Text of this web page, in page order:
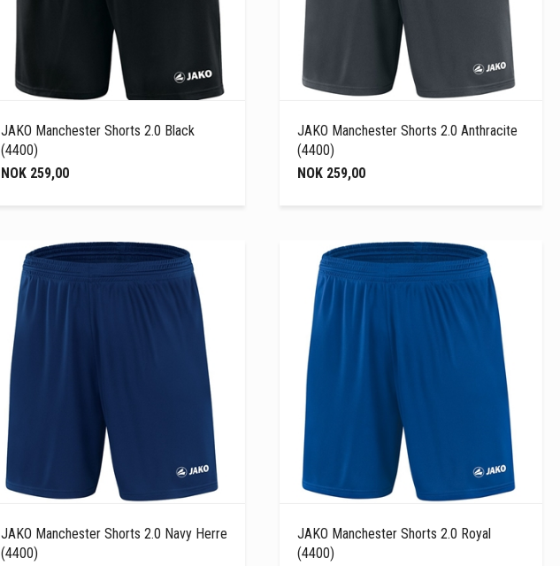
JAKO Manchester Shorts 2.0 Black
(4400)
NOK 259,00
JAKO Manchester Shorts 2.0 Anthracite
(4400)
NOK 259,00
JAKO Manchester Shorts 2.0 Navy Herre
(4400)
JAKO Manchester Shorts 2.0 Royal
(4400)